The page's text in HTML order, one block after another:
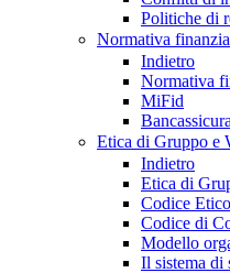
Politiche di
Normativa
Indietro
Normativa
MiFid
Etica di Gruppo e
Indietro
Etica di
Codice
Codice di
Modello
Il sistema di